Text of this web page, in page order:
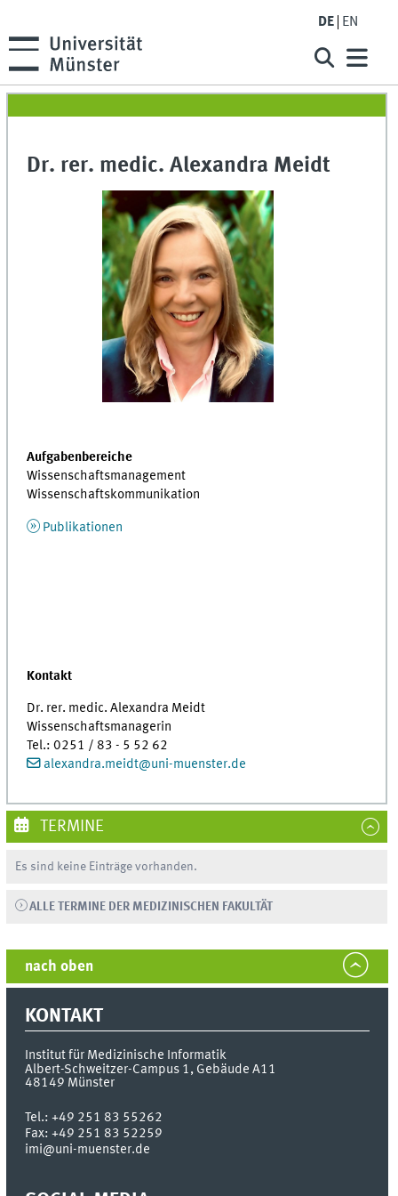
DE EN
Dr. rer. medic. Alexandra Meidt
Aufgabenbereiche
Wissenschaftsmanagement
Wissenschaftskommunikation
Publikationen
Kontakt
Dr. rer. medic. Alexandra Meidt
Wissenschaftsmanagerin
Tel.: 0251 / 83 - 5 52 62
alexandra.meidt@uni-muenster.de
TERMINE
Es sind keine Einträge vorhanden.
ALLE TERMINE DER MEDIZINISCHEN FAKULTÄT
nach oben
KONTAKT
Institut für Medizinische Informatik
Albert-Schweitzer-Campus 1, Gebäude A11
48149 Münster
Tel.:+49 251 83 55262
Fax:+49 251 83 52259
imi@uni-muenster.de